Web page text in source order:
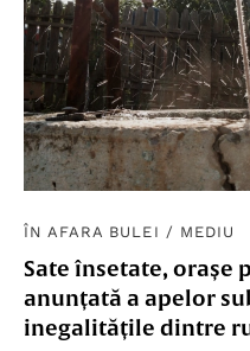
ÎN AFARA BULEI / MEDIU
Sate însetate, orașe
anunțată a apelor
inegalitățile dintre